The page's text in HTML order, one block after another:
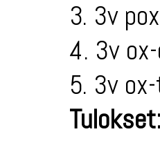
3. 3v
4. 3v
5. 3v